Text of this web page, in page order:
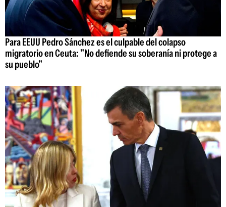
Para EEUU Pedro Sánchez es el culpable del colapso
migratorio en Ceuta: "No defiende su soberanía ni protege a
su pueblo"